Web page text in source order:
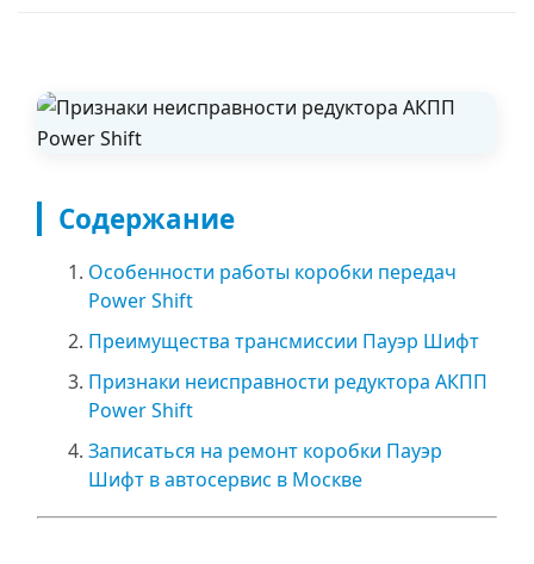
Содержание
Особенности работы коробки передач
Power Shift
Преимущества трансмиссии Пауэр Шифт
Признаки неисправности редуктора АКПП
Power Shift
Записаться на ремонт коробки Пауэр
Шифт в автосервис в Москве